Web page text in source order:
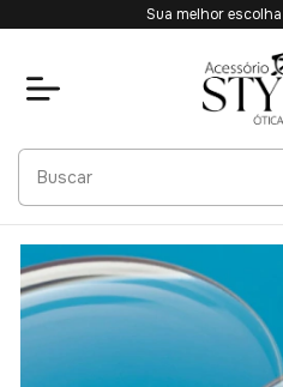
Sua melhor